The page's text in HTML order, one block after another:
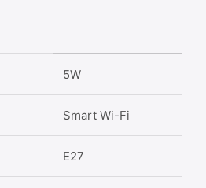
5W
Smart Wi-Fi
E27